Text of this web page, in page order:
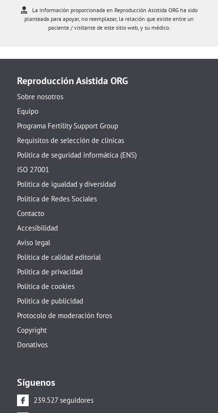
La información proporcionada en Reproducción Asistida ORG ha sido
planteada para apoyar, no reemplazar, la relación que existe entre un
paciente / visitante de este sitio web, y su médico.
Reproducción Asistida ORG
Sobre nosotros
Equipo
Programa Fertility Support Group
Requisitos de selección de clínicas
Política de seguridad informática (ENS)
ISO 27001
Política de igualdad y diversidad
Política de Redes Sociales
Contacto
Accesibilidad
Aviso legal
Política de calidad editorial
Política de privacidad
Política de cookies
Política de publicidad
Protocolo de moderación foros
Copyright
Donativos
Síguenos
239.527 seguidores